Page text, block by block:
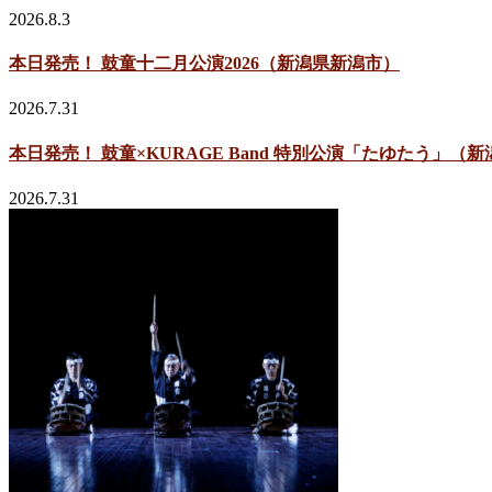
2026.8.3
本日発売！ 鼓童十二月公演2026（新潟県新潟市）
2026.7.31
本日発売！ 鼓童×KURAGE Band 特別公演「たゆたう」（新
2026.7.31